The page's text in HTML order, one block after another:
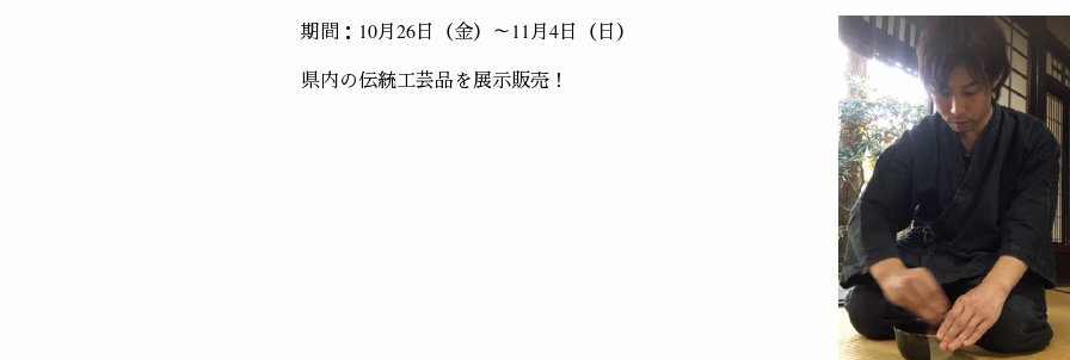
期間：10月26日（金）～11月4日（日）
県内の伝統工芸品を展示販売！